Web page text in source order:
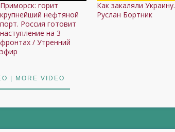
Приморск: горит
крупнейший нефтяной
порт. Россия готовит
наступление на 3
фронтах / Утренний
эфир
Как закаляли Украину.
Руслан Бортник
| MORE VIDEO